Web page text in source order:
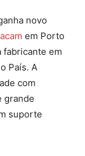
novo
em Porto
fabricante em
País. A
com
grande
suporte